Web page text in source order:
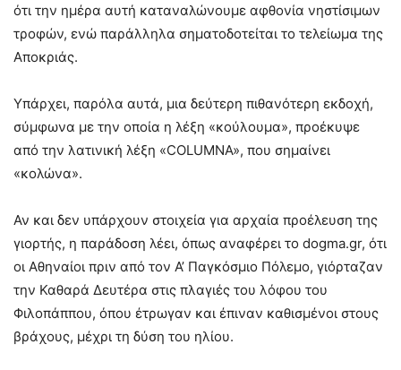
ότι την ημέρα αυτή καταναλώνουμε αφθονία νηστίσιμων
τροφών, ενώ παράλληλα σηματοδοτείται το τελείωμα της
Αποκριάς.
Υπάρχει, παρόλα αυτά, μια δεύτερη πιθανότερη εκδοχή,
σύμφωνα με την οποία η λέξη «κούλουμα», προέκυψε
από την λατινική λέξη «COLUMNA», που σημαίνει
«κολώνα».
Αν και δεν υπάρχουν στοιχεία για αρχαία προέλευση της
γιορτής, η παράδοση λέει, όπως αναφέρει το dogma.gr, ότι
οι Αθηναίοι πριν από τον Α’ Παγκόσμιο Πόλεμο, γιόρταζαν
την Καθαρά Δευτέρα στις πλαγιές του λόφου του
Φιλοπάππου, όπου έτρωγαν και έπιναν καθισμένοι στους
βράχους, μέχρι τη δύση του ηλίου.